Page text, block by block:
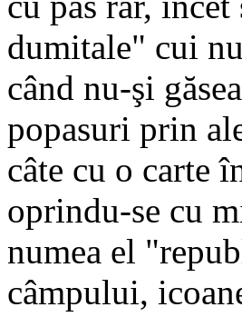
dumitale" cui
când nu-şi
popasuri prin
câte cu o carte
oprindu-se cu
numea el
câmpului,